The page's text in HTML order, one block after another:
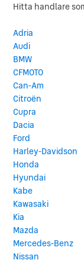
Hitta handlare
Adria
Audi
BMW
CFMOTO
Can-Am
Citroën
Cupra
Dacia
Ford
Harley-Davidson
Honda
Hyundai
Kabe
Kawasaki
Kia
Mazda
Mercedes-Benz
Nissan